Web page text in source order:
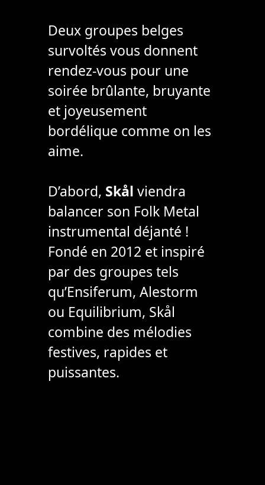
Deux groupes belges
survoltés vous donnent
rendez-vous pour une
soirée brûlante, bruyante
et joyeusement
bordélique comme on les
aime.
D’abord, Skål viendra
balancer son Folk Metal
instrumental déjanté !
Fondé en 2012 et inspiré
par des groupes tels
qu’Ensiferum, Alestorm
ou Equilibrium, Skål
combine des mélodies
festives, rapides et
puissantes.